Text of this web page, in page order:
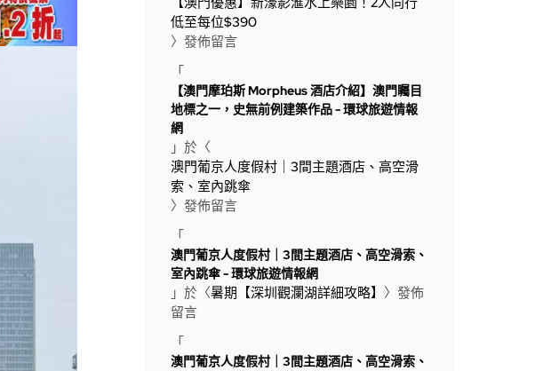
低至每位$390
〉發佈留言
「
【澳門摩珀斯 Morpheus 酒店介紹】澳門矚目
地標之一，史無前例建築作品 - 環球旅遊情報
網
」於〈
澳門葡京人度假村｜3間主題酒店、高空滑
索、室內跳傘
〉發佈留言
「
澳門葡京人度假村｜3間主題酒店、高空滑索、
室內跳傘 - 環球旅遊情報網
」於〈暑期【深圳觀瀾湖詳細攻略】 〉發佈
留言
「
澳門葡京人度假村｜3間主題酒店、高空滑索、